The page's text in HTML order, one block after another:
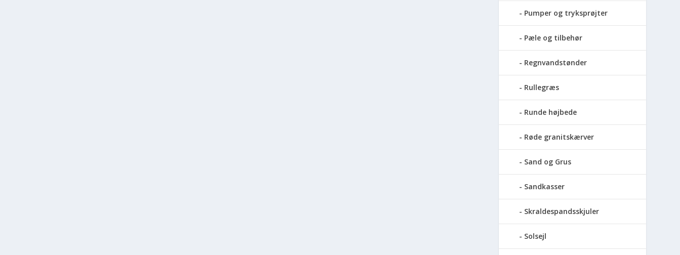
Pumper og tryksprøjter
Pæle og tilbehør
Regnvandstønder
Rullegræs
Runde højbede
Røde granitskærver
Sand og Grus
Sandkasser
Skraldespandsskjuler
Solsejl